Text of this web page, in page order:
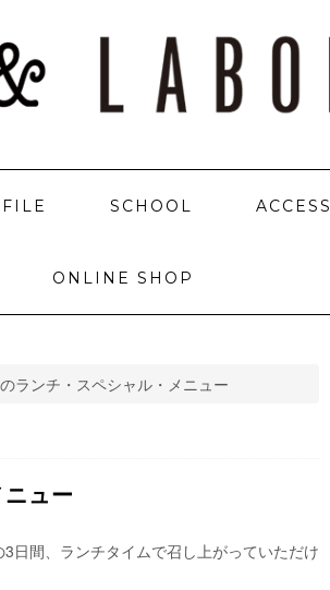
SCHOOL ACCESS
ONLINE SHOP
ランチ・スペシャル・メニュー
ュー
日間、ランチタイムで召し上がっていただけ